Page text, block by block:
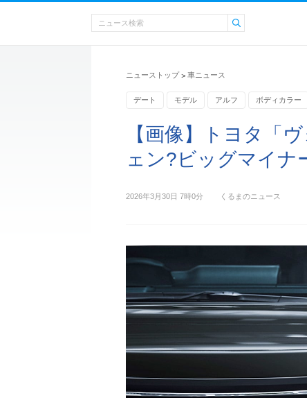
ニューストップ > 車ニュース
デート モデル アルフ ボディカラー
【画像】トヨタ「
ェン?ビッグマイナ
2026年3月30日 7時0分 くるまのニュース